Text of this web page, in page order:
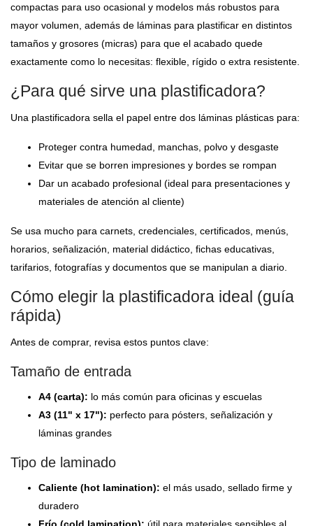
compactas para uso ocasional y modelos más robustos para
mayor volumen, además de láminas para plastificar en distintos
tamaños y grosores (micras) para que el acabado quede
exactamente como lo necesitas: flexible, rígido o extra resistente.
¿Para qué sirve una plastificadora?
Una plastificadora sella el papel entre dos láminas plásticas para:
Proteger contra humedad, manchas, polvo y desgaste
Evitar que se borren impresiones y bordes se rompan
Dar un acabado profesional (ideal para presentaciones y
materiales de atención al cliente)
Se usa mucho para carnets, credenciales, certificados, menús,
horarios, señalización, material didáctico, fichas educativas,
tarifarios, fotografías y documentos que se manipulan a diario.
Cómo elegir la plastificadora ideal (guía
rápida)
Antes de comprar, revisa estos puntos clave:
Tamaño de entrada
A4 (carta): lo más común para oficinas y escuelas
A3 (11" x 17"): perfecto para pósters, señalización y
láminas grandes
Tipo de laminado
Caliente (hot lamination): el más usado, sellado firme y
duradero